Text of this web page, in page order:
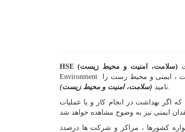
HSE (سلامت، امنیت و محیط زیست)
(سلامت، امنیت و محیط زیست)
نامید.
بهداشت در انجام کار و یا عملیات
کشورها ، مراکز و شرکت ها درصدد